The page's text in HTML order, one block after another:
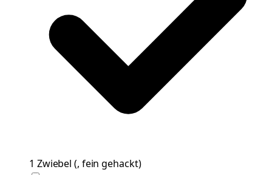
1 Zwiebel (, fein gehackt)